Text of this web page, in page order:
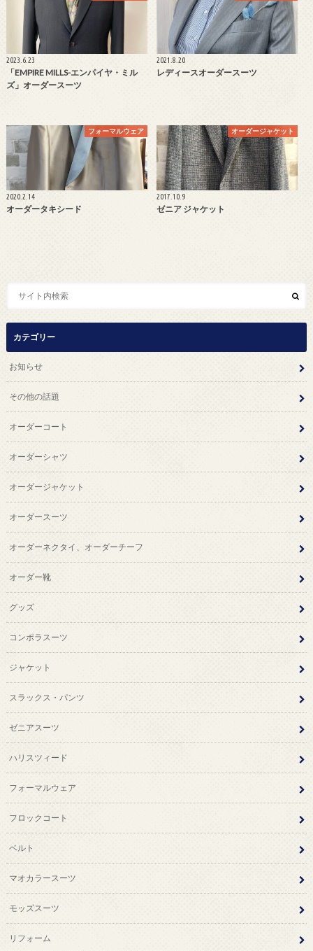
2023.6.23
「EMPIRE MILLS-エンパイヤ・ミル
ズ」オーダースーツ
2021.8.20
レディースオーダースーツ
フォーマルウェア
2020.2.14
オーダータキシード
オーダージャケット
2017.10.9
ゼニア ジャケット
カテゴリー
お知らせ
その他の話題
オーダーコート
オーダーシャツ
オーダージャケット
オーダースーツ
オーダーネクタイ、オーダーチーフ
オーダー靴
グッズ
コンポラスーツ
ジャケット
スラックス・パンツ
ゼニアスーツ
ハリスツィード
フォーマルウェア
フロックコート
ベルト
マオカラースーツ
モッズスーツ
リフォーム